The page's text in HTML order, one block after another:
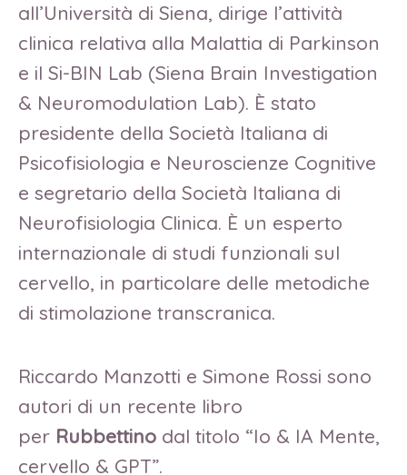
all’Università di Siena, dirige l’attività
clinica relativa alla Malattia di Parkinson
e il Si-BIN Lab (Siena Brain Investigation
& Neuromodulation Lab). È stato
presidente della Società Italiana di
Psicofisiologia e Neuroscienze Cognitive
e segretario della Società Italiana di
Neurofisiologia Clinica. È un esperto
internazionale di studi funzionali sul
cervello, in particolare delle metodiche
di stimolazione transcranica.
Riccardo Manzotti e Simone Rossi sono
autori di un recente libro
per Rubbettino dal titolo “Io & IA Mente,
cervello & GPT”.